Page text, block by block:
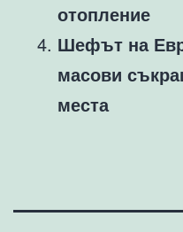
отопление
Шефът на
масови
места